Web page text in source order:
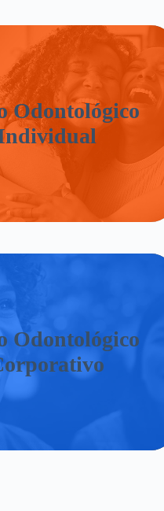
Odontológico
Odontológico